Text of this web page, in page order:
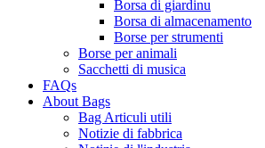
Borsa di giardinu
Borsa di almacenamento
Borse per strumenti
Borse per animali
Sacchetti di musica
FAQs
About Bags
Bag Articuli utili
Notizie di fabbrica